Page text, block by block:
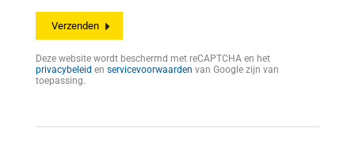
Deze website wordt beschermd met reCAPTCHA en het
privacybeleid en servicevoorwaarden van Google zijn van
toepassing.